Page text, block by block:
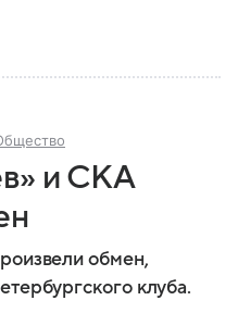
и СКА
обмен,
клуба.